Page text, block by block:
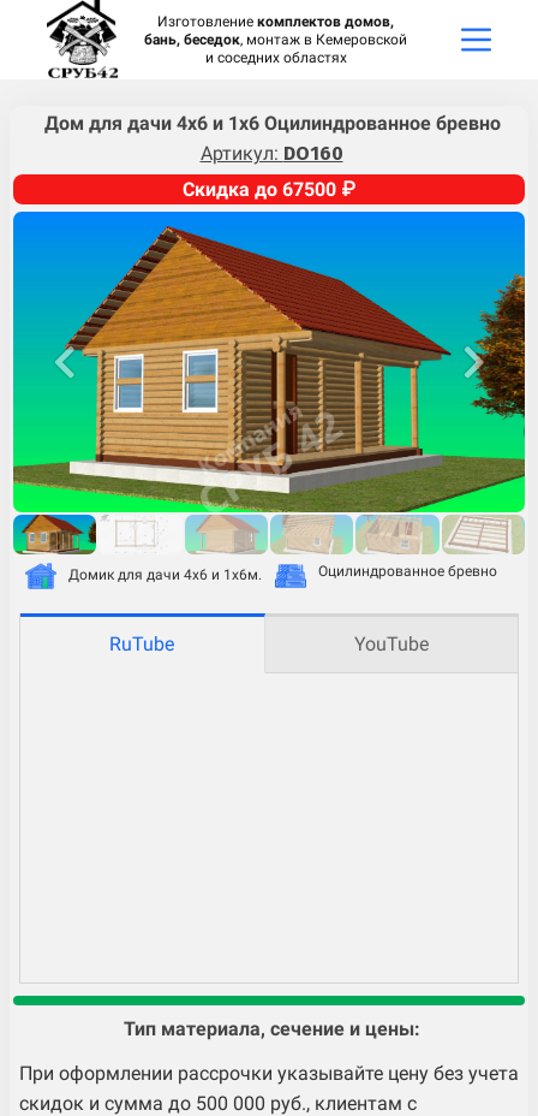
Изготовление комплектов домов,
бань, беседок, монтаж в Кемеровской
и соседних областях
Дом для дачи 4х6 и 1х6 Оцилиндрованное бревно
Артикул: DO160
Скидка до 67500 ₽
Домик для дачи 4х6 и 1х6м. Оцилиндрованное бревно
RuTube YouTube
Тип материала, сечение и цены:
При оформлении рассрочки указывайте цену без учета
скидок и сумма до 500 000 руб., клиентам с